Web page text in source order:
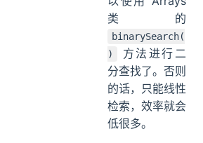
类的
binarySearch(
)
方法进行二
分查找了。否则
的话，只能线性
检索，效率就会
低很多。